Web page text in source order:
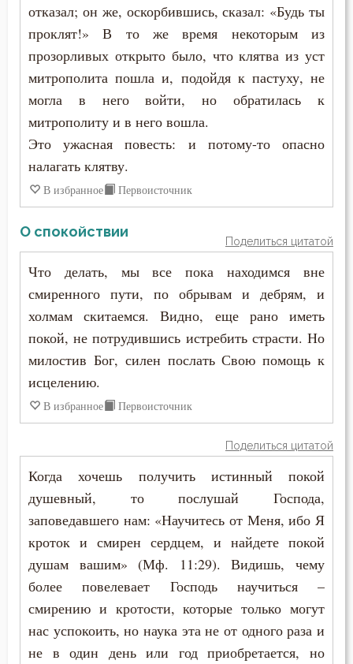
Дело
Деньги
Дети
Добродетель
Друг
Душа
Еда
Ересь
Забота
Заповеди
Здоровье
Злопамятство
Искушение
Исповедь
Григорий Палама
Григорий Синаит
Григорий Чудотворец
Диадох
Димитрий Ростовский
Дионисий Ареопагит
Епифаний Кипрский
Ерм
Зосима Палестинский
Иаков Низибийский
Игнатий Брянчанинов
Иероним Стридонский
Иларион Оптинский (Пономарёв)
Иоанн (Максимович)
Иоанн Дамаскин
отказал; он же, оскорбившись, сказал: «Будь ты
проклят!» В то же время некоторым из
прозорливых открыто было, что клятва из уст
митрополита пошла и, подойдя к пастуху, не
могла в него войти, но обратилась к
митрополиту и в него вошла.
Это ужасная повесть: и потому-то опасно
налагать клятву.
В избранное Первоисточник
О спокойствии
Поделиться цитатой
Что делать, мы все пока находимся вне
смиренного пути, по обрывам и дебрям, и
холмам скитаемся. Видно, еще рано иметь
покой, не потрудившись истребить страсти. Но
милостив Бог, силен послать Свою помощь к
исцелению.
В избранное Первоисточник
Поделиться цитатой
Когда хочешь получить истинный покой
душевный, то послушай Господа,
заповедавшего нам: «Научитесь от Меня, ибо Я
кроток и смирен сердцем, и найдете покой
душам вашим» (Мф. 11:29). Видишь, чему
более повелевает Господь научиться –
смирению и кротости, которые только могут
нас успокоить, но наука эта не от одного раза и
не в один день или год приобретается, но